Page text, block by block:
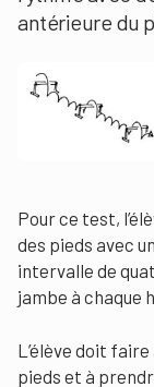
antérieure du
Pour ce test,
des pieds avec
intervalle de
jambe à chaque
L’élève doit
pieds et à